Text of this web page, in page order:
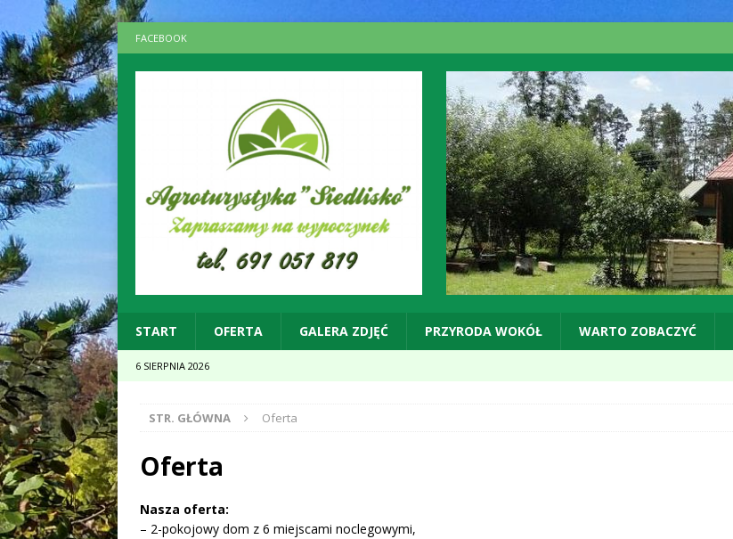
FACEBOOK
START OFERTA GALERA ZDJĘĆ PRZYRODA WOKÓŁ WARTO ZOBACZYĆ
6 SIERPNIA 2026
STR. GŁÓWNA Oferta
Oferta
Nasza oferta:
– 2-pokojowy dom z 6 miejscami noclegowymi,